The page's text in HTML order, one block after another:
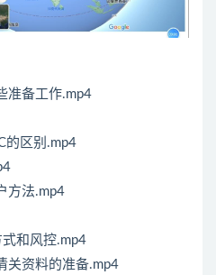
准备工作.mp4
的区别.mp4
方法.mp4
和风控.mp4
关资料的准备.mp4